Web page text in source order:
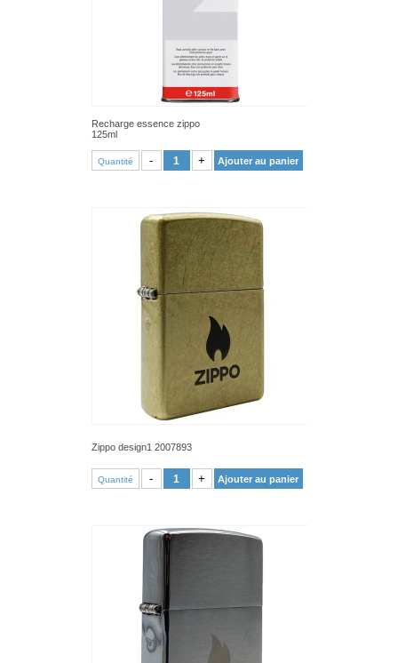
Recharge essence zippo
125ml
Quantité - + Ajouter au panier
Zippo design1 2007893
Quantité - + Ajouter au panier